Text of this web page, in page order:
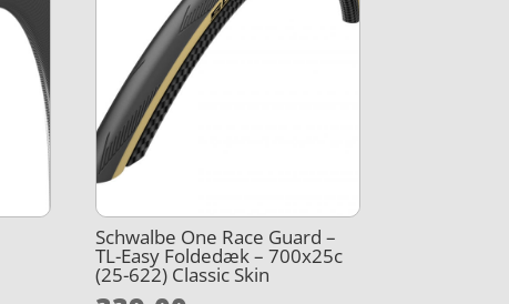
Schwalbe One Race Guard –
TL-Easy Foldedæk – 700x25c
(25-622) Classic Skin